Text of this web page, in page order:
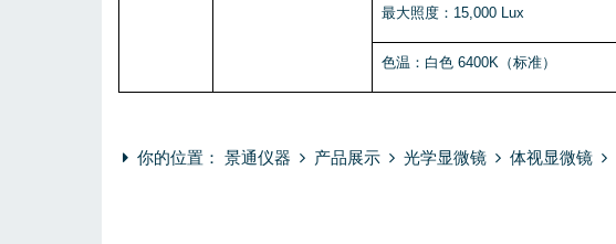
最大照度：15,000 Lux
色温：白色 6400K（标准）
你的位置： 景通仪器 产品展示 光学显微镜 体视显微镜